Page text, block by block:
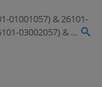
01001057) & 26101-
03002057) & ...